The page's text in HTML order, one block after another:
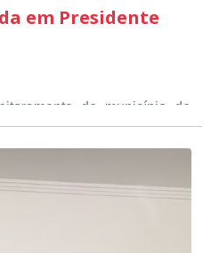
em Presidente
do município de
neste fim de semana,
com indícios de
a central de
a Guarda Civil Municipal,
foi comprovada,